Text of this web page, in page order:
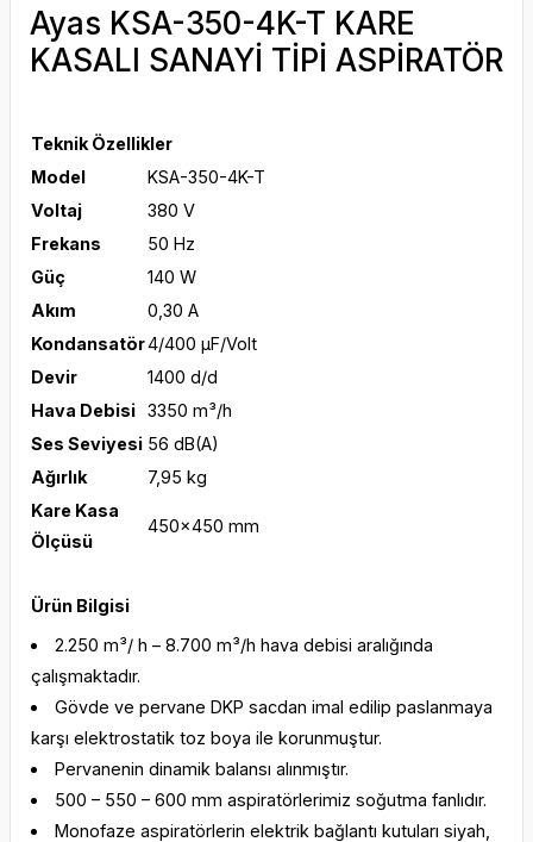
Ayas KSA-350-4K-T KARE
KASALI SANAYİ TİPİ ASPİRATÖR
Teknik Özellikler
Model
KSA-350-4K-T
Voltaj
380 V
Frekans
50 Hz
Güç
140 W
Akım
0,30 A
Kondansatör4/400 μF/Volt
Devir
1400 d/d
Hava Debisi 3350 m³/h
Ses Seviyesi 56 dB(A)
Ağırlık
7,95 kg
Kare Kasa
Ölçüsü
450x450 mm
Ürün Bilgisi
2.250 m³/ h – 8.700 m³/h hava debisi aralığında
çalışmaktadır.
Gövde ve pervane DKP sacdan imal edilip paslanmaya
karşı elektrostatik toz boya ile korunmuştur.
Pervanenin dinamik balansı alınmıştır.
500 – 550 – 600 mm aspiratörlerimiz soğutma fanlıdır.
Monofaze aspiratörlerin elektrik bağlantı kutuları siyah,